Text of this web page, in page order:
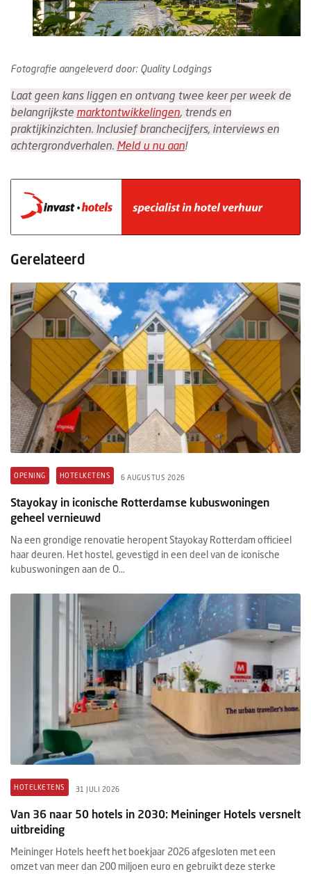
Fotografie aangeleverd door: Quality Lodgings
Laat geen kans liggen en ontvang twee keer per week de
belangrijkste marktontwikkelingen , trends en
praktijkinzichten. Inclusief branchecijfers, interviews en
achtergrondverhalen. Meld u nu aan!
Gerelateerd
OPENING HOTELKETENS 6 AUGUSTUS 2026
Stayokay in iconische Rotterdamse kubuswoningen
geheel vernieuwd
Na een grondige renovatie heropent Stayokay Rotterdam officieel
haar deuren. Het hostel, gevestigd in een deel van de iconische
kubuswoningen aan de O...
HOTELKETENS 31 JULI 2026
Van 36 naar 50 hotels in 2030: Meininger Hotels versnelt
uitbreiding
Meininger Hotels heeft het boekjaar 2026 afgesloten met een
omzet van meer dan 200 miljoen euro en gebruikt deze sterke